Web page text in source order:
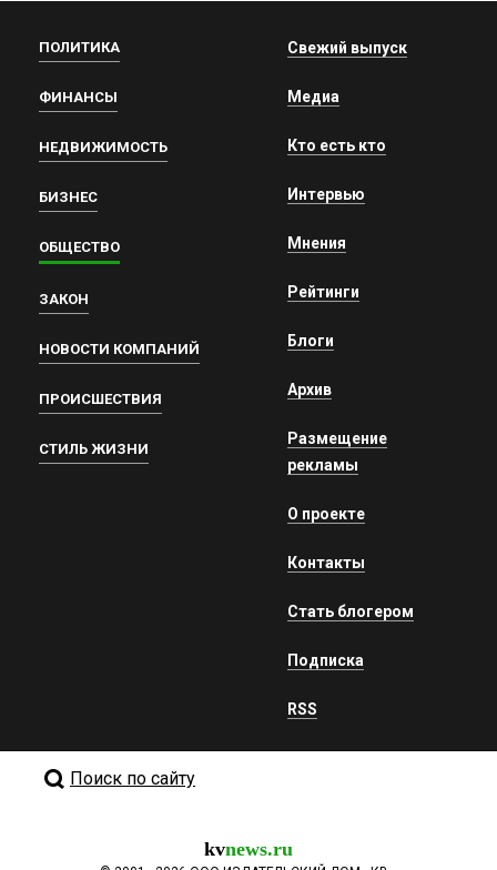
ПОЛИТИКА
ФИНАНСЫ
НЕДВИЖИМОСТЬ
БИЗНЕС
ОБЩЕСТВО
ЗАКОН
НОВОСТИ КОМПАНИЙ
ПРОИСШЕСТВИЯ
СТИЛЬ ЖИЗНИ
Свежий выпуск
Медиа
Кто есть кто
Интервью
Мнения
Рейтинги
Блоги
Архив
Размещение
рекламы
О проекте
Контакты
Стать блогером
Подписка
RSS
Поиск по сайту
kvnews.ru